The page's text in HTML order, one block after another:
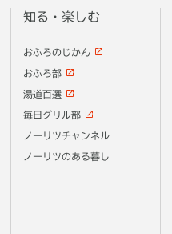
知る・楽しむ
おふろのじかん
おふろ部
湯道百選
毎日グリル部
ノーリツチャンネル
ノーリツのある暮し